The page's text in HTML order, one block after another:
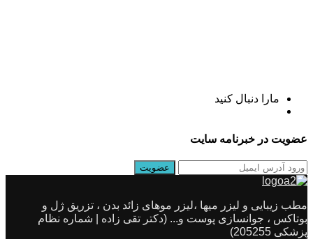
مارا دنبال کنید
عضویت در خبرنامه سایت
مطب زیبایی و لیزر میها ،لیزر موهای زائد بدن ، تزریق ژل و
بوتاکس ، جوانسازی پوست و... (دکتر تقی زاده | شماره نظام
پزشکی 205255)